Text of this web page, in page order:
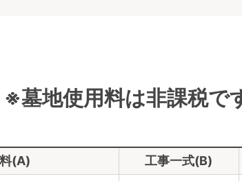
地使用料は非課税で
(A) 工事一式(B)